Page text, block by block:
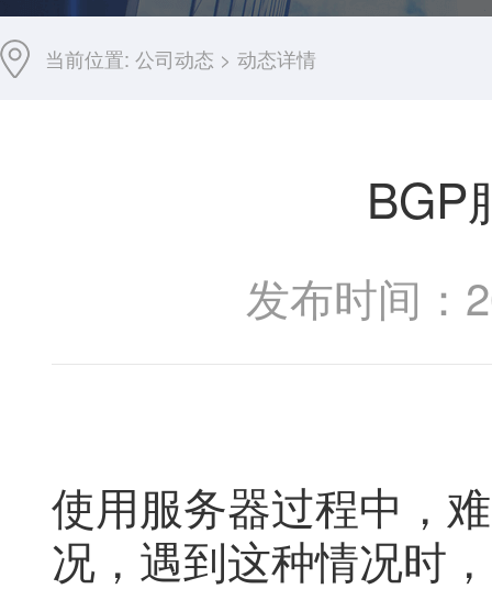
当前位置: 公司动态 > 动态详情
BGP
发布时间：
使用服务器过程中，
况，遇到这种情况时